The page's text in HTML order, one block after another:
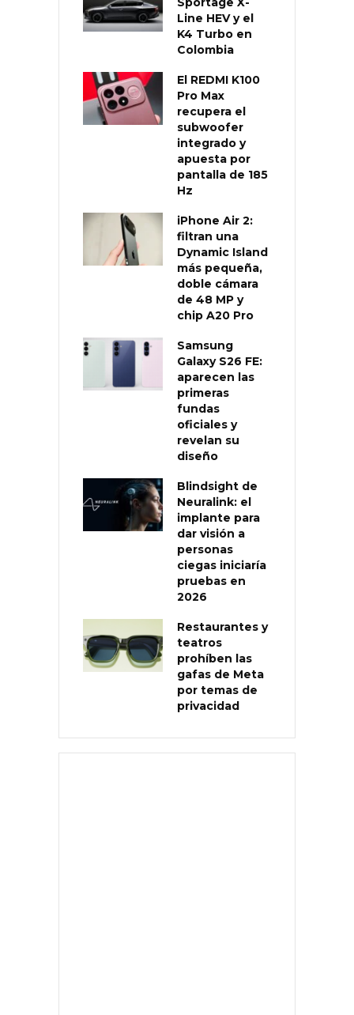
Line HEV y el
K4 Turbo en
Colombia
El REDMI K100
Pro Max
recupera el
subwoofer
integrado y
apuesta por
pantalla de 185
Hz
iPhone Air 2:
filtran una
Dynamic Island
más pequeña,
doble cámara
de 48 MP y
chip A20 Pro
Samsung
Galaxy S26 FE:
aparecen las
primeras
fundas
oficiales y
revelan su
diseño
Blindsight de
Neuralink: el
implante para
dar visión a
personas
ciegas iniciaría
pruebas en
2026
Restaurantes y
teatros
prohíben las
gafas de Meta
por temas de
privacidad